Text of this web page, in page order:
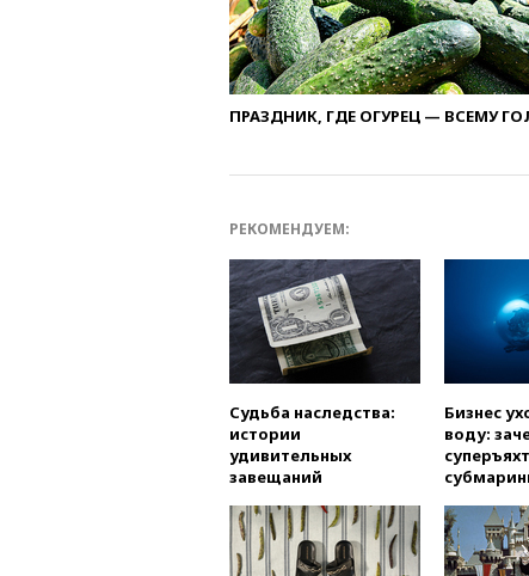
ПРАЗДНИК, ГДЕ ОГУРЕЦ — ВСЕМУ
РЕКОМЕНДУЕМ:
Судьба наследства:
истории
удивительных
завещаний
Бизнес
воду: